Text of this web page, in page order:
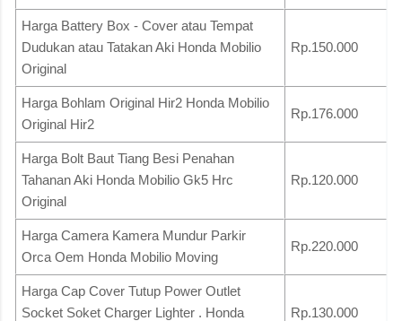
Harga Battery Box - Cover atau Tempat
Dudukan atau Tatakan Aki Honda Mobilio
Original
Rp.150.000
Harga Bohlam Original Hir2 Honda Mobilio
Original Hir2
Rp.176.000
Harga Bolt Baut Tiang Besi Penahan
Tahanan Aki Honda Mobilio Gk5 Hrc
Original
Rp.120.000
Harga Camera Kamera Mundur Parkir
Orca Oem Honda Mobilio Moving
Rp.220.000
Harga Cap Cover Tutup Power Outlet
Socket Soket Charger Lighter . Honda
Rp.130.000